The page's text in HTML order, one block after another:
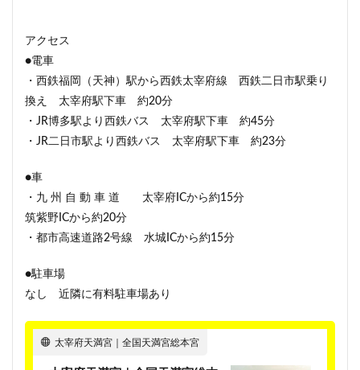
アクセス
●電車
・西鉄福岡（天神）駅から西鉄太宰府線 西鉄二日市駅乗り
換え 太宰府駅下車 約20分
・JR博多駅より西鉄バス 太宰府駅下車 約45分
・JR二日市駅より西鉄バス 太宰府駅下車 約23分
●車
・九 州 自 動 車 道 太宰府ICから約15分
筑紫野ICから約20分
・都市高速道路2号線 水城ICから約15分
●駐車場
なし 近隣に有料駐車場あり
太宰府天満宮｜全国天満宮総本宮